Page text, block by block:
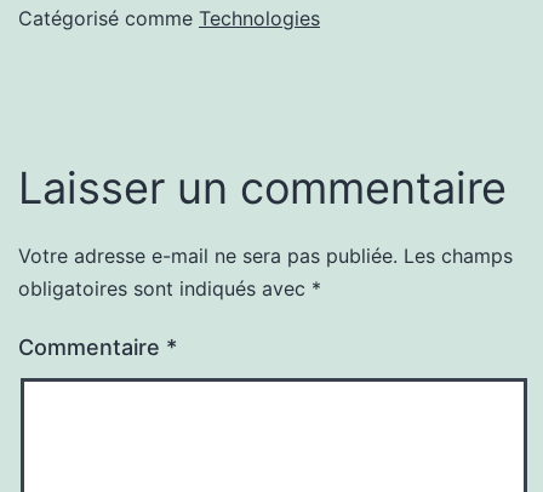
Catégorisé comme Technologies
Laisser un commentaire
Votre adresse e-mail ne sera pas publiée. Les champs
obligatoires sont indiqués avec *
Commentaire *